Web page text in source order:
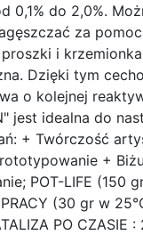
0,1% do 2,0%.
za
i krzemionka
Dzięki tym
o kolejnej
jest idealna do
+ Twórczość
+
POT-LIFE (150
(30 gr w
PO CZASIE :